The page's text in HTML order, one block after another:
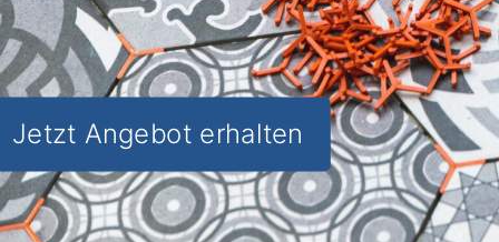
✅ Inkl. umfassendemMaterial- und
Kostencheck
Jetzt Angebot erhalten